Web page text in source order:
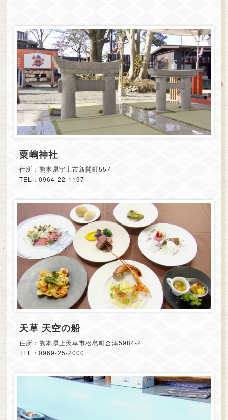
粟嶋神社
住所：熊本県宇土市新開町557
TEL：0964-22-1197
天草 天空の船
住所：熊本県上天草市松島町合津5984-2
TEL：0969-25-2000